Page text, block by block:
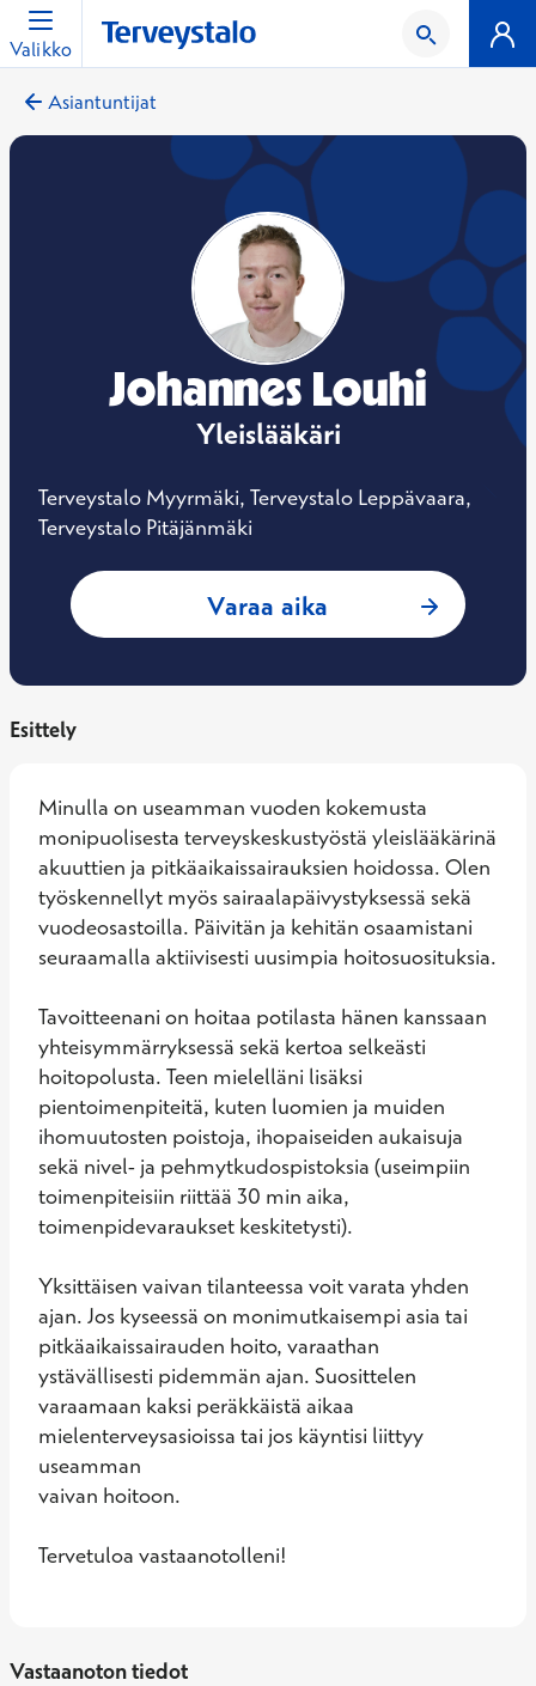
Valikko
Asiantuntijat
Johannes Louhi
Yleislääkäri
Terveystalo Myyrmäki, Terveystalo Leppävaara,
Terveystalo Pitäjänmäki
Varaa aika : Johannes
Esittely
Minulla on useamman vuoden kokemusta
monipuolisesta terveyskeskustyöstä yleislääkärinä
akuuttien ja pitkäaikaissairauksien hoidossa. Olen
työskennellyt myös sairaalapäivystyksessä sekä
vuodeosastoilla. Päivitän ja kehitän osaamistani
seuraamalla aktiivisesti uusimpia hoitosuosituksia.
Tavoitteenani on hoitaa potilasta hänen kanssaan
yhteisymmärryksessä sekä kertoa selkeästi
hoitopolusta. Teen mielelläni lisäksi
pientoimenpiteitä, kuten luomien ja muiden
ihomuutosten poistoja, ihopaiseiden aukaisuja
sekä nivel- ja pehmytkudospistoksia (useimpiin
toimenpiteisiin riittää 30 min aika,
toimenpidevaraukset keskitetysti).
Yksittäisen vaivan tilanteessa voit varata yhden
ajan. Jos kyseessä on monimutkaisempi asia tai
pitkäaikaissairauden hoito, varaathan
ystävällisesti pidemmän ajan. Suosittelen
varaamaan kaksi peräkkäistä aikaa
mielenterveysasioissa tai jos käyntisi liittyy
useamman
vaivan hoitoon.
Tervetuloa vastaanotolleni!
Vastaanoton tiedot